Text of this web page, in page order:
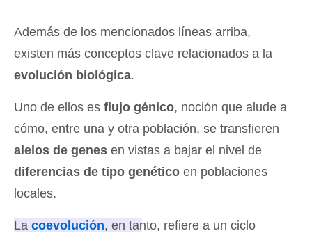
Además de los mencionados líneas arriba,
existen más conceptos clave relacionados a la
evolución biológica.
Uno de ellos es flujo génico, noción que alude a
cómo, entre una y otra población, se transfieren
alelos de genes en vistas a bajar el nivel de
diferencias de tipo genético en poblaciones
locales.
La coevolución, en tanto, refiere a un ciclo